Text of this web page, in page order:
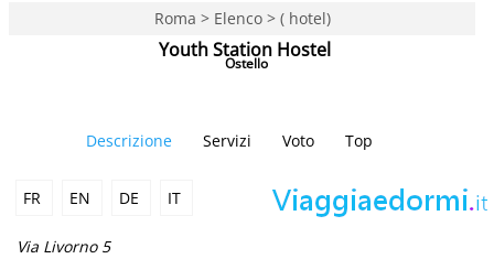
Roma > Elenco > ( hotel)
Youth Station Hostel
Ostello
Descrizione Servizi Voto Top
FR EN DE IT
Via Livorno 5